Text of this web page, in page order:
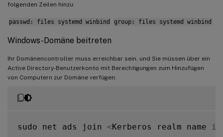
folgenden Zeilen hinzu:
passwd: files systemd winbind group: files systemd winbind
Windows-Domäne beitreten
Ihr Domänencontroller muss erreichbar sein, und Sie müssen über ein
Active Directory-Benutzerkonto mit Berechtigungen zum Hinzufügen
von Computern zur Domäne verfügen:
sudo net ads join <Kerberos realm name in